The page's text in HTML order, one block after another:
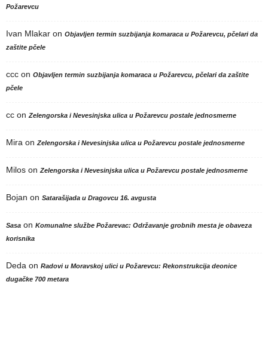
Požarevcu
Ivan Mlakar on Objavljen termin suzbijanja komaraca u Požarevcu, pčelari da
zaštite pčele
ccc on Objavljen termin suzbijanja komaraca u Požarevcu, pčelari da zaštite
pčele
cc on Zelengorska i Nevesinjska ulica u Požarevcu postale jednosmerne
Mira on Zelengorska i Nevesinjska ulica u Požarevcu postale jednosmerne
Milos on Zelengorska i Nevesinjska ulica u Požarevcu postale jednosmerne
Bojan on Satarašijada u Dragovcu 16. avgusta
Sasa on Komunalne službe Požarevac: Održavanje grobnih mesta je obaveza
korisnika
Deda on Radovi u Moravskoj ulici u Požarevcu: Rekonstrukcija deonice
dugačke 700 metara